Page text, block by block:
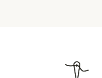
đã đặt mua vẫn có sẵn